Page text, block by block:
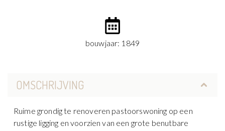
bouwjaar: 1849
OMSCHRIJVING
Ruime grondig te renoveren pastoorswoning op een
rustige ligging en voorzien van een grote benutbare